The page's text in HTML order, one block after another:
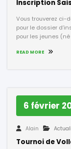
Inscription
Vous trouverez ci-
pour le dossier
pour les jeunes
READ MORE
6 février
Alain
Tournoi de